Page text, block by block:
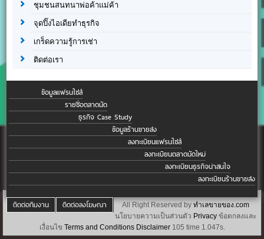
ชุมชนสนทนาพ่อค้าแม่ค้า
จุดปิ๊งไอเดียทำธุรกิจ
เกร็ดความรู้การเช่า
ติดต่อเรา
ข้อมูลแฟรนไชส์
รายชื่อตลาดนัด
ธุรกิจ Case Study
ข้อมูลร้านขายส่ง
ลงทะเบียนแฟรนไชส์
ลงทะเบียนตลาดนัดใหม่
ลงทะเบียนธุรกิจน่าสนใจ
ลงทะเบียนร้านขายส่ง
ติดต่อทีมงาน ติดต่อลงโฆษณา All Right Reserved by ทำเลขายของ.com
นโยบายความเป็นส่วนตัว Privacy ข้อตกลงและ
เงื่อนไข Terms and Conditions Disclaimer105 time 1.047s.